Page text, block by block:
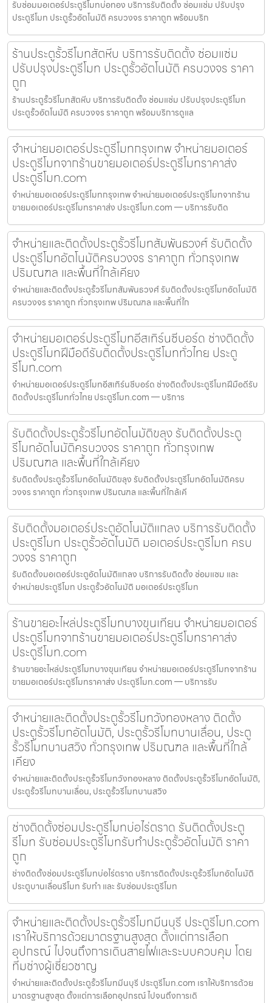
รับซ่อมมอเตอร์ประตูรีโมทบ่อทอง บริการรับติดตั้ง ซ่อมแซ่ม ปรับปรุง
ประตูรีโมท ประตูรั้วอัตโนมัติ ครบวงจร ราคาถูก พร้อมบริก
ร้านประตูรั้วรีโมทสัตหีบ บริการรับติดตั้ง ซ่อมแซ่ม
ปรับปรุงประตูรีโมท ประตูรั้วอัตโนมัติ ครบวงจร ราคา
ถูก
ร้านประตูรั้วรีโมทสัตหีบ บริการรับติดตั้ง ซ่อมแซ่ม ปรับปรุงประตูรีโมท
ประตูรั้วอัตโนมัติ ครบวงจร ราคาถูก พร้อมบริการดูแล
จำหน่ายมอเตอร์ประตูรีโมทกรุงเทพ จำหน่ายมอเตอร์
ประตูรีโมทจากร้านขายมอเตอร์ประตูรีโมทราคาส่ง
ประตูรีโมท.com
จำหน่ายมอเตอร์ประตูรีโมทกรุงเทพ จำหน่ายมอเตอร์ประตูรีโมทจากร้าน
ขายมอเตอร์ประตูรีโมทราคาส่ง ประตูรีโมท.com — บริการรับติด
จำหน่ายและติดตั้งประตูรั้วรีโมทสัมพันธวงศ์ รับติดตั้ง
ประตูรีโมทอัตโนมัติครบวงจร ราคาถูก ทั่วกรุงเทพ
ปริมณฑล และพื้นที่ใกล้เคียง
จำหน่ายและติดตั้งประตูรั้วรีโมทสัมพันธวงศ์ รับติดตั้งประตูรีโมทอัตโนมัติ
ครบวงจร ราคาถูก ทั่วกรุงเทพ ปริมณฑล และพื้นที่ใก
จำหน่ายมอเตอร์ประตูรีโมทอีสเทิร์นซีบอร์ด ช่างติดตั้ง
ประตูรีโมทฝีมือดีรับติดตั้งประตูรีโมททั่วไทย ประตู
รีโมท.com
จำหน่ายมอเตอร์ประตูรีโมทอีสเทิร์นซีบอร์ด ช่างติดตั้งประตูรีโมทฝีมือดีรับ
ติดตั้งประตูรีโมททั่วไทย ประตูรีโมท.com — บริการ
รับติดตั้งประตูรั้วรีโมทอัตโนมัติขลุง รับติดตั้งประตู
รีโมทอัตโนมัติครบวงจร ราคาถูก ทั่วกรุงเทพ
ปริมณฑล และพื้นที่ใกล้เคียง
รับติดตั้งประตูรั้วรีโมทอัตโนมัติขลุง รับติดตั้งประตูรีโมทอัตโนมัติครบ
วงจร ราคาถูก ทั่วกรุงเทพ ปริมณฑล และพื้นที่ใกล้เคี
รับติดตั้งมอเตอร์ประตูอัตโนมัติแกลง บริการรับติดตั้ง
ประตูรีโมท ประตูรั้วอัตโนมัติ มอเตอร์ประตูรีโมท ครบ
วงจร ราคาถูก
รับติดตั้งมอเตอร์ประตูอัตโนมัติแกลง บริการรับติดตั้ง ซ่อมแซม และ
จำหน่ายประตูรีโมท ประตูรั้วอัตโนมัติ มอเตอร์ประตูรีโมท
ร้านขายอะไหล่ประตูรีโมทบางขุนเทียน จำหน่ายมอเตอร์
ประตูรีโมทจากร้านขายมอเตอร์ประตูรีโมทราคาส่ง
ประตูรีโมท.com
ร้านขายอะไหล่ประตูรีโมทบางขุนเทียน จำหน่ายมอเตอร์ประตูรีโมทจากร้าน
ขายมอเตอร์ประตูรีโมทราคาส่ง ประตูรีโมท.com — บริการรับ
จำหน่ายและติดตั้งประตูรั้วรีโมทวังทองหลาง ติดตั้ง
ประตูรั้วรีโมทอัตโนมัติ, ประตูรั้วรีโมทบานเลื่อน, ประตู
รั้วรีโมทบานสวิง ทั่วกรุงเทพ ปริมณฑล และพื้นที่ใกล้
เคียง
จำหน่ายและติดตั้งประตูรั้วรีโมทวังทองหลาง ติดตั้งประตูรั้วรีโมทอัตโนมัติ,
ประตูรั้วรีโมทบานเลื่อน, ประตูรั้วรีโมทบานสวิง
ช่างติดตั้งซ่อมประตูรีโมทบ่อไร่ตราด รับติดตั้งประตู
รีโมท รับซ่อมประตูรีโมทรับทำประตูรั้วอัตโนมัติ ราคา
ถูก
ช่างติดตั้งซ่อมประตูรีโมทบ่อไร่ตราด บริการติดตั้งประตูรั้วรีโมทอัตโนมัติ
ประตูบานเลื่อนรีโมท รับทำ และ รับซ่อมประตูรีโมท
จำหน่ายและติดตั้งประตูรั้วรีโมทมีนบุรี ประตูรีโมท.com
เราให้บริการด้วยมาตรฐานสูงสุด ตั้งแต่การเลือก
อุปกรณ์ ไปจนถึงการเดินสายไฟและระบบควบคุม โดย
ทีมช่างผู้เชี่ยวชาญ
จำหน่ายและติดตั้งประตูรั้วรีโมทมีนบุรี ประตูรีโมท.com เราให้บริการด้วย
มาตรฐานสูงสุด ตั้งแต่การเลือกอุปกรณ์ ไปจนถึงการเดิ